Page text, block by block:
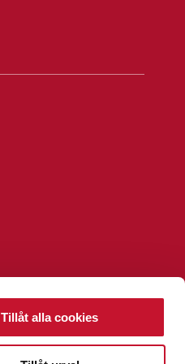
Tillåt alla cookies